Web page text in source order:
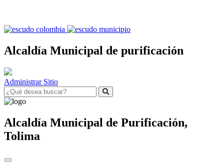
Alcaldía Municipal de purificación
Administrar Sitio
Alcaldía Municipal de Purificación,
Tolima